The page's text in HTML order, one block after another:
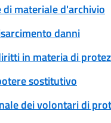
di materiale d'archivio
danni
in materia di
sostitutivo
dei volontari di